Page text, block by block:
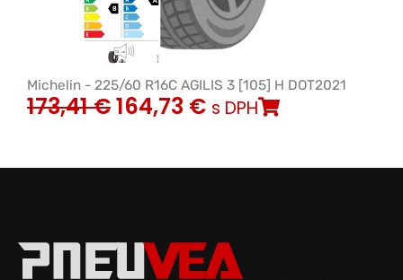
Michelin - 225/60 R16C AGILIS 3 [105] H DOT2021
173,41€164,73 € s DPH